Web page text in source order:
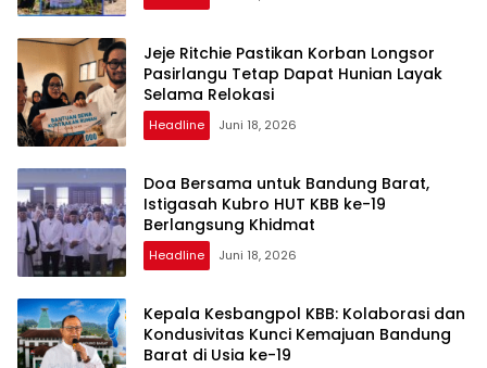
Jeje Ritchie Pastikan Korban Longsor
Pasirlangu Tetap Dapat Hunian Layak
Selama Relokasi
Headline Juni 18, 2026
Doa Bersama untuk Bandung Barat,
Istigasah Kubro HUT KBB ke-19
Berlangsung Khidmat
Headline Juni 18, 2026
Kepala Kesbangpol KBB: Kolaborasi dan
Kondusivitas Kunci Kemajuan Bandung
Barat di Usia ke-19